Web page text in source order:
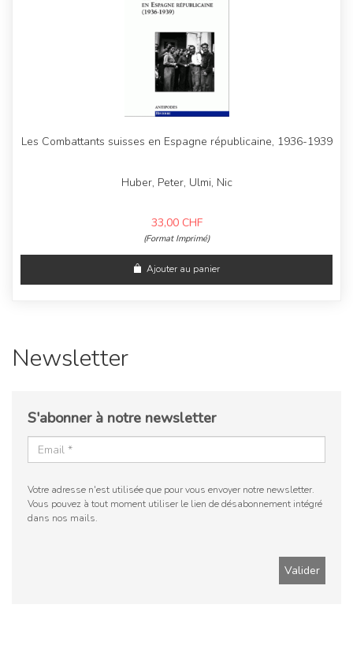
Les Combattants suisses en Espagne républicaine, 1936-1939
Huber, Peter, Ulmi, Nic
33,00 CHF
(Format Imprimé)
Ajouter au panier
Newsletter
S'abonner à notre newsletter
Votre adresse n'est utilisée que pour vous envoyer notre newsletter.
Vous pouvez à tout moment utiliser le lien de désabonnement intégré
dans nos mails.